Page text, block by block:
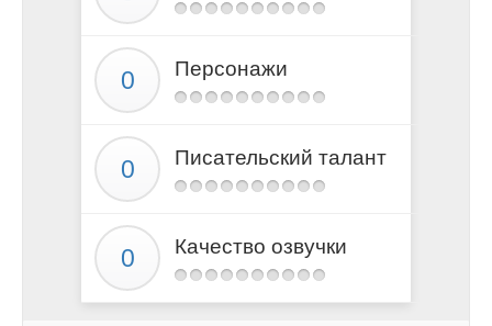
Персонажи
Писательский талант
Качество озвучки